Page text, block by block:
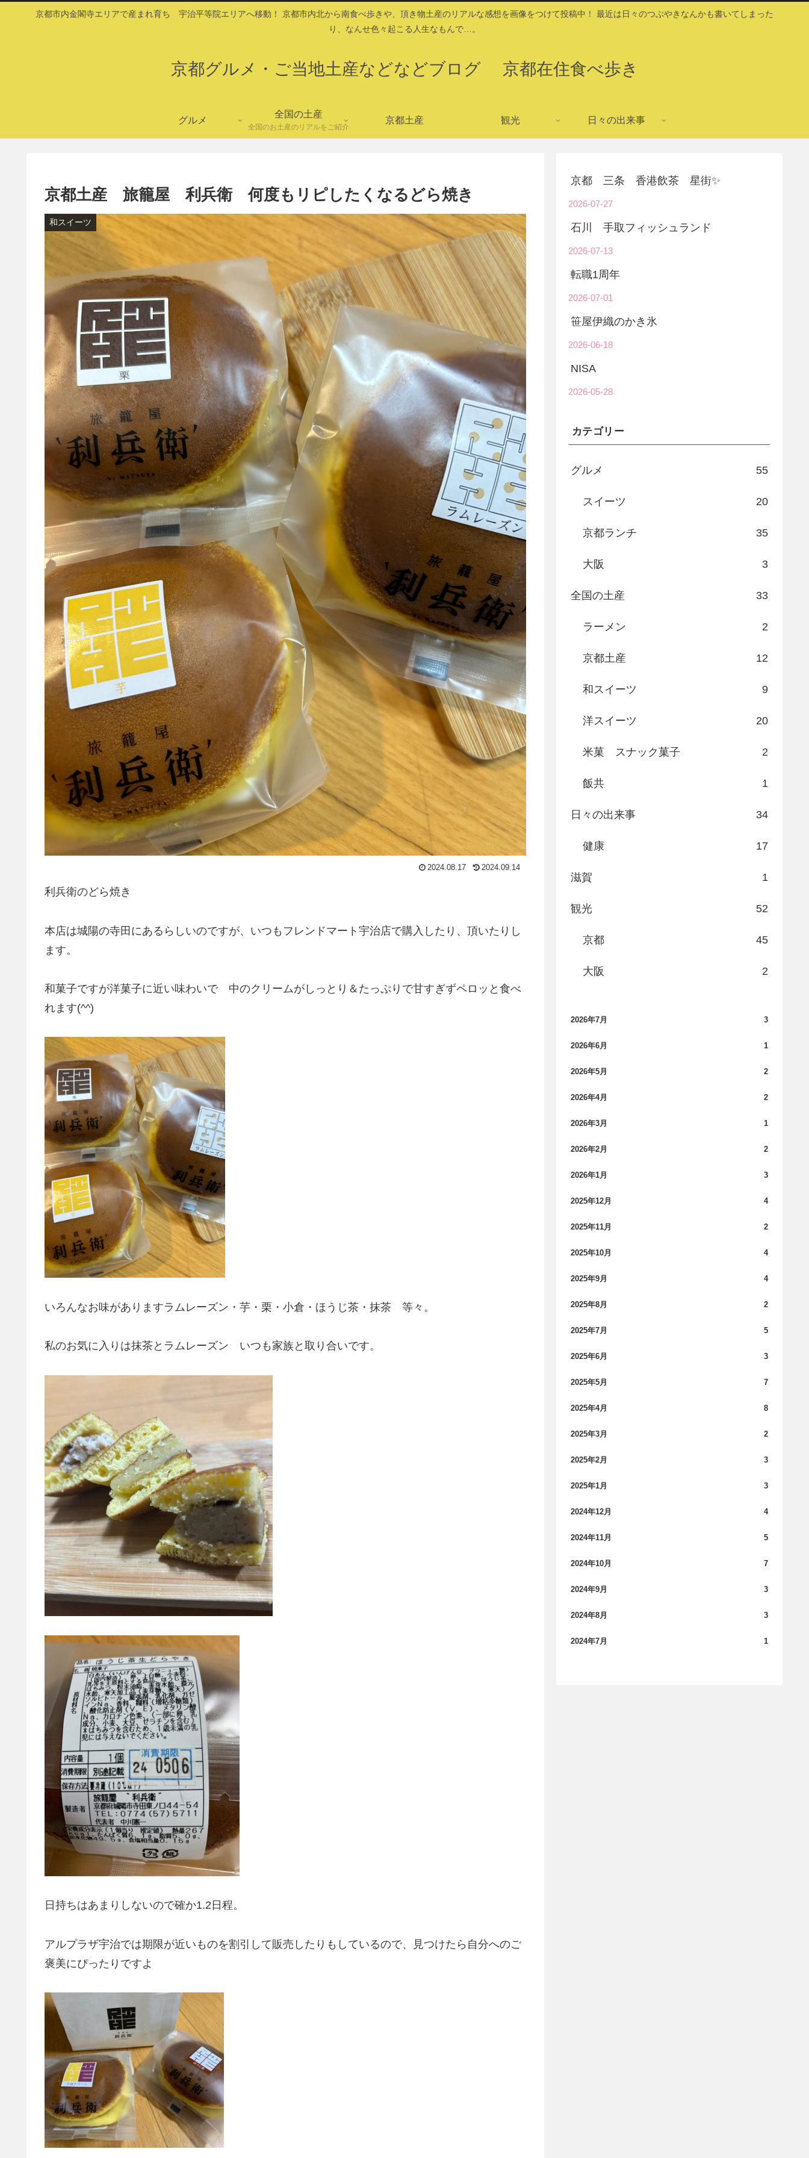
京都市内金閣寺エリアで産まれ育ち 宇治平等院エリアへ移動！ 京都市内北から南食べ歩きや、頂き物土産のリアルな感想を画像をつけて投稿中！ 最近は日々のつぶやきなんかも書いてしまった
り、なんせ色々起こる人生なもんで…。
京都グルメ・ご当地土産などなどブログ 京都在住食べ歩き
グルメ
全国の土産
全国のお土産のリアルをご紹介
京都土産 観光 日々の出来事
京都土産 旅籠屋 利兵衛 何度もリピしたくなるどら焼き
和スイーツ
2024.08.17 2024.09.14
利兵衛のどら焼き
本店は城陽の寺田にあるらしいのですが、いつもフレンドマート宇治店で購入したり、頂いたりし
ます。
和菓子ですが洋菓子に近い味わいで 中のクリームがしっとり＆たっぷりで甘すぎずペロッと食べ
れます(^^)
いろんなお味がありますラムレーズン・芋・栗・小倉・ほうじ茶・抹茶 等々。
私のお気に入りは抹茶とラムレーズン いつも家族と取り合いです。
日持ちはあまりしないので確か1.2日程。
アルプラザ宇治では期限が近いものを割引して販売したりもしているので、見つけたら自分へのご
褒美にぴったりですよ
京都 三条 香港飲茶 星街✨
2026-07-27
石川 手取フィッシュランド
2026-07-13
転職1周年
2026-07-01
笹屋伊織のかき氷
2026-06-18
NISA
2026-05-28
カテゴリー
グルメ 55
スイーツ 20
京都ランチ 35
大阪 3
全国の土産 33
ラーメン 2
京都土産 12
和スイーツ 9
洋スイーツ 20
米菓 スナック菓子 2
飯共 1
日々の出来事 34
健康 17
滋賀 1
観光 52
京都 45
大阪 2
2026年7月 3
2026年6月 1
2026年5月 2
2026年4月 2
2026年3月 1
2026年2月 2
2026年1月 3
2025年12月 4
2025年11月 2
2025年10月 4
2025年9月 4
2025年8月 2
2025年7月 5
2025年6月 3
2025年5月 7
2025年4月 8
2025年3月 2
2025年2月 3
2025年1月 3
2024年12月 4
2024年11月 5
2024年10月 7
2024年9月 3
2024年8月 3
2024年7月 1